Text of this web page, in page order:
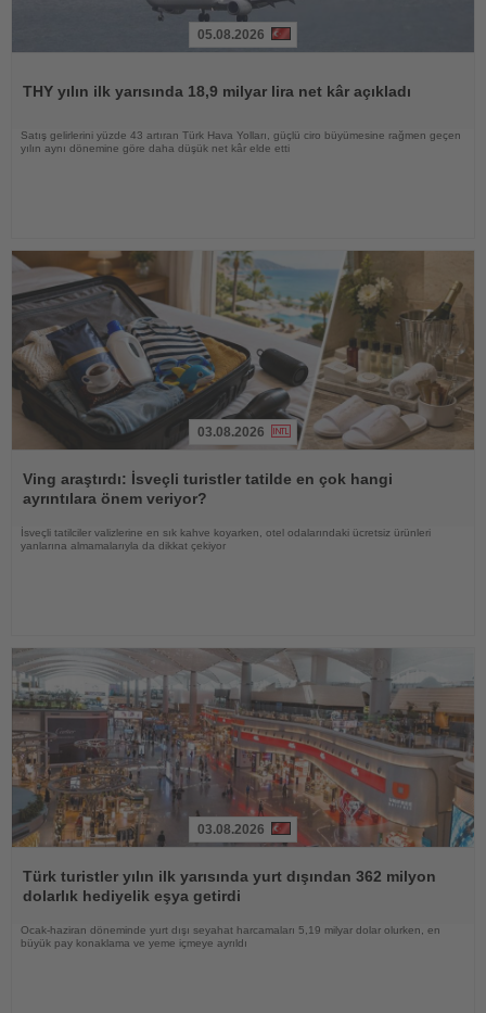
05.08.2026
THY yılın ilk yarısında 18,9 milyar lira net kâr açıkladı
Satış gelirlerini yüzde 43 artıran Türk Hava Yolları, güçlü ciro büyümesine rağmen geçen
yılın aynı dönemine göre daha düşük net kâr elde etti
Oku
03.08.2026
Ving araştırdı: İsveçli turistler tatilde en çok hangi
ayrıntılara önem veriyor?
İsveçli tatilciler valizlerine en sık kahve koyarken, otel odalarındaki ücretsiz ürünleri
yanlarına almamalarıyla da dikkat çekiyor
Oku
03.08.2026
Türk turistler yılın ilk yarısında yurt dışından 362 milyon
dolarlık hediyelik eşya getirdi
Ocak-haziran döneminde yurt dışı seyahat harcamaları 5,19 milyar dolar olurken, en
büyük pay konaklama ve yeme içmeye ayrıldı